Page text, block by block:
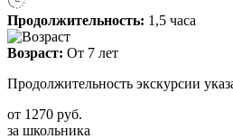
Продолжительность: 1,5 часа
Возраст: От 7 лет
Продолжительность экскурсии
от 1270 руб.
за школьника